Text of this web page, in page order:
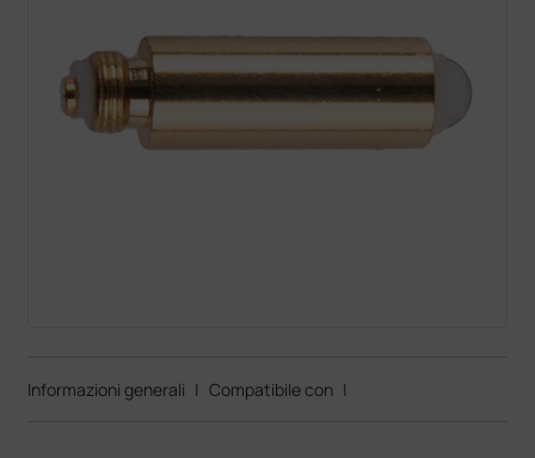
Informazioni generali | Compatibile con |